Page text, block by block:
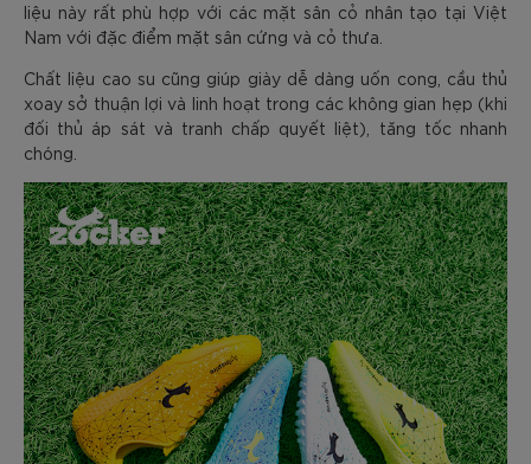
liệu này rất phù hợp với các mặt sân cỏ nhân tạo tại Việt
Nam với đặc điểm mặt sân cứng và cỏ thưa.
Chất liệu cao su cũng giúp giày dễ dàng uốn cong, cầu thủ
xoay sở thuận lợi và linh hoạt trong các không gian hẹp (khi
đối thủ áp sát và tranh chấp quyết liệt), tăng tốc nhanh
chóng.